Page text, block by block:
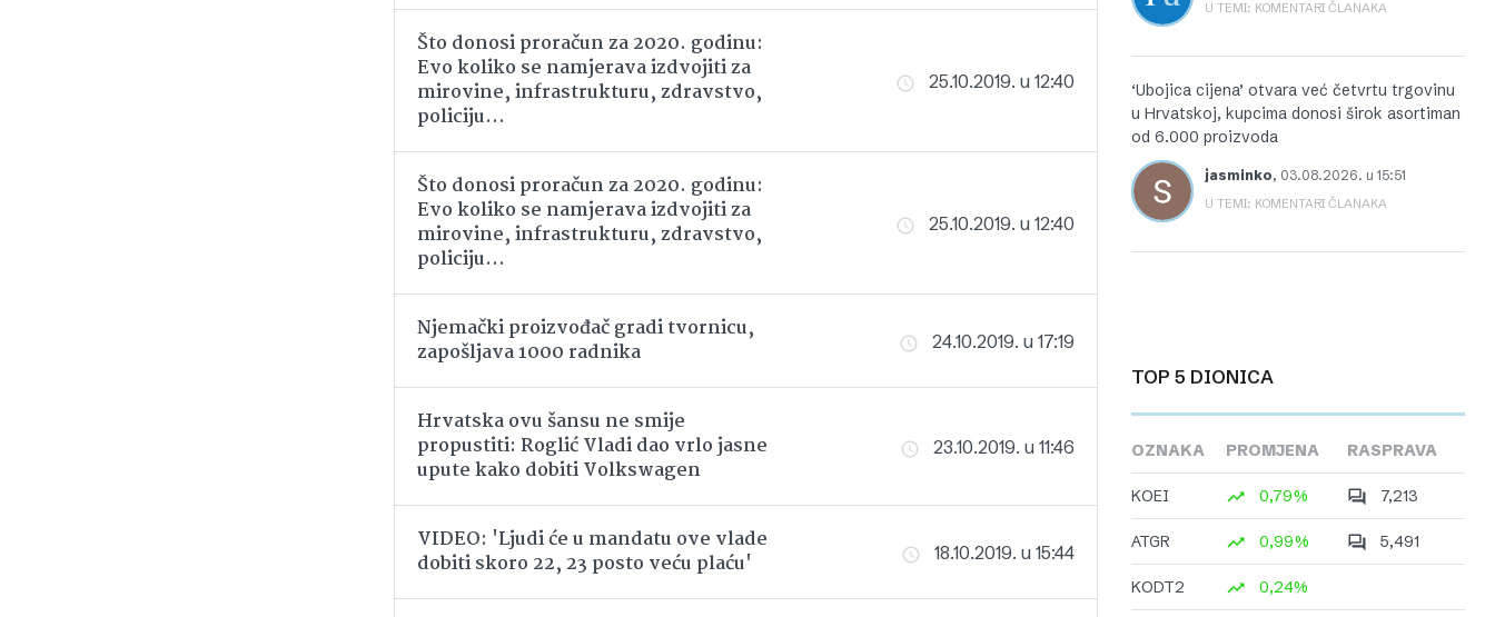
Što donosi proračun za 2020. godinu:
Evo koliko se namjerava izdvojiti za
mirovine, infrastrukturu, zdravstvo,
policiju...
25.10.2019. u 12:40
Što donosi proračun za 2020. godinu:
Evo koliko se namjerava izdvojiti za
mirovine, infrastrukturu, zdravstvo,
policiju...
25.10.2019. u 12:40
Njemački proizvođač gradi tvornicu,
zapošljava 1000 radnika
24.10.2019. u 17:19
Hrvatska ovu šansu ne smije
propustiti: Roglić Vladi dao vrlo jasne
upute kako dobiti Volkswagen
23.10.2019. u 11:46
VIDEO: 'Ljudi će u mandatu ove vlade
dobiti skoro 22, 23 posto veću plaću'
18.10.2019. u 15:44
U TEMI: KOMENTARI ČLANAKA
‘Ubojica cijena’ otvara već četvrtu trgovinu
u Hrvatskoj, kupcima donosi širok asortiman
od 6.000 proizvoda
jasminko, 03.08.2026. u 15:51
U TEMI: KOMENTARI ČLANAKA
TOP 5 DIONICA
OZNAKA PROMJENA RASPRAVA
KOEI 0,79% 7,213
ATGR 0,99% 5,491
KODT2 0,24%